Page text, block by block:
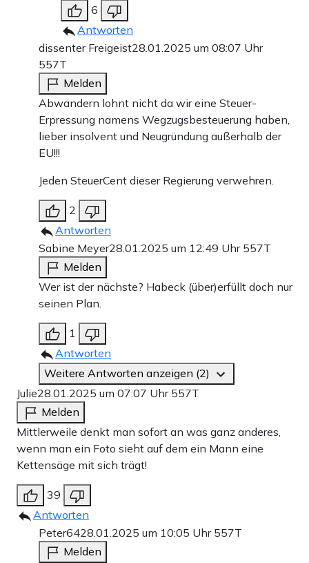
6
Antworten
dissenter Freigeist28.01.2025 um 08:07 Uhr
557T
Melden
Abwandern lohnt nicht da wir eine Steuer-
Erpressung namens Wegzugsbesteuerung haben,
lieber insolvent und Neugründung außerhalb der
EU!!!
Jeden SteuerCent dieser Regierung verwehren.
2
Antworten
Sabine Meyer28.01.2025 um 12:49 Uhr 557T
Melden
Wer ist der nächste? Habeck (über)erfüllt doch nur
seinen Plan.
1
Antworten
Weitere Antworten anzeigen (2)
Julie28.01.2025 um 07:07 Uhr 557T
Melden
Mittlerweile denkt man sofort an was ganz anderes,
wenn man ein Foto sieht auf dem ein Mann eine
Kettensäge mit sich trägt!
39
Antworten
Peter6428.01.2025 um 10:05 Uhr 557T
Melden